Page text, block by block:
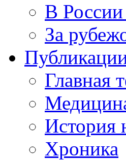
В
За
Главная
История
Хроника